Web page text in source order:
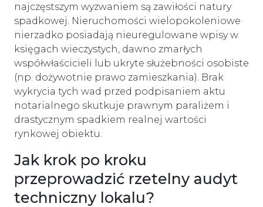
najczęstszym wyzwaniem są zawiłości natury
spadkowej. Nieruchomości wielopokoleniowe
nierzadko posiadają nieuregulowane wpisy w
księgach wieczystych, dawno zmarłych
współwłaścicieli lub ukryte służebności osobiste
(np. dożywotnie prawo zamieszkania). Brak
wykrycia tych wad przed podpisaniem aktu
notarialnego skutkuje prawnym paraliżem i
drastycznym spadkiem realnej wartości
rynkowej obiektu.
Jak krok po kroku
przeprowadzić rzetelny audyt
techniczny lokalu?